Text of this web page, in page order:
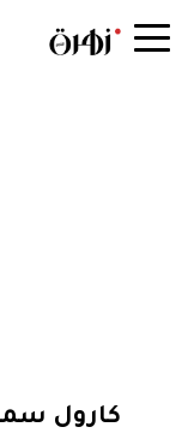
كارول